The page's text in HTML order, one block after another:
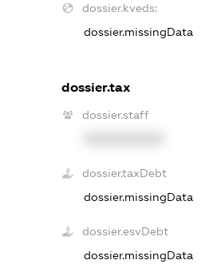
dossier.kveds:
dossier.missingData
dossier.tax
dossier.staff
dossier.taxDebt
dossier.missingData
dossier.esvDebt
dossier.missingData